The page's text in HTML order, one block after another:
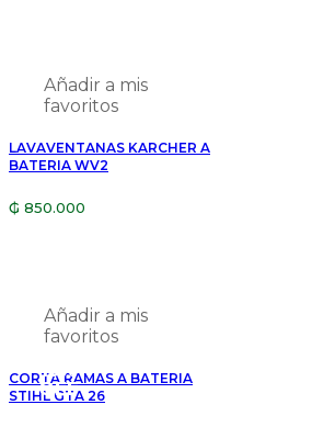
Añadir a mis
favoritos
LAVAVENTANAS KARCHER A
BATERIA WV2
₲ 850.000
Añadir a mis
favoritos
CORTA RAMAS A BATERIA
STIHL GTA 26
15%
OFF